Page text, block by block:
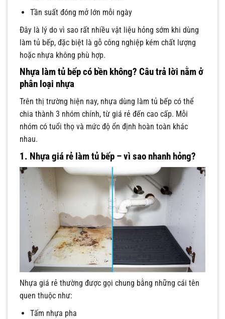
Tần suất đóng mở lớn mỗi ngày
Đây là lý do vì sao rất nhiều vật liệu hỏng sớm khi dùng
làm tủ bếp, đặc biệt là gỗ công nghiệp kém chất lượng
hoặc nhựa không phù hợp.
Nhựa làm tủ bếp có bền không? Câu trả lời nằm ở
phân loại nhựa
Trên thị trường hiện nay, nhựa dùng làm tủ bếp có thể
chia thành 3 nhóm chính, từ giá rẻ đến cao cấp. Mỗi
nhóm có tuổi thọ và mức độ ổn định hoàn toàn khác
nhau.
1. Nhựa giá rẻ làm tủ bếp – vì sao nhanh hỏng?
Nhựa giá rẻ thường được gọi chung bằng những cái tên
quen thuộc như:
Tấm nhựa pha